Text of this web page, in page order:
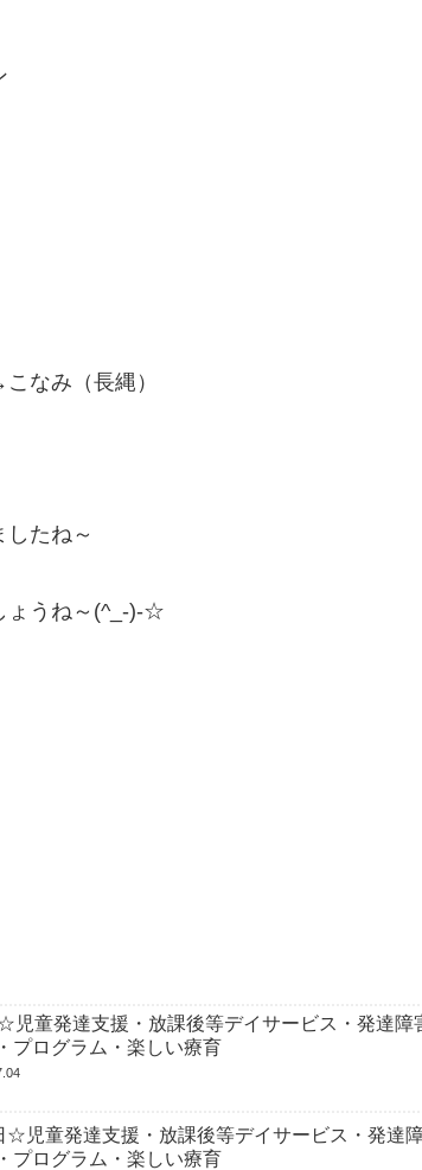
なみ（長縄）
たね～
ょうね～(^_-)-☆
児童発達支援・放課後等デイサービス・発達障
プログラム・楽しい療育
☆児童発達支援・放課後等デイサービス・発達
プログラム・楽しい療育